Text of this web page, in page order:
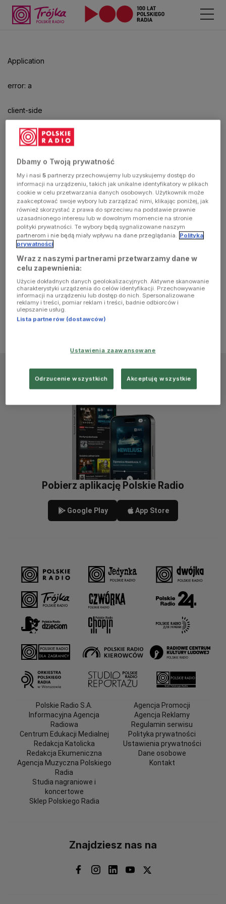
Application
error: a
client-side
exception
has
occurred
(see the
browser
console for
more
information)
aby
odtwarzać.
Pobierz aplikację Polskie Radio
Google Play App Store
Polskie Radio S.A.
Informacyjna Agencja
Radiowa
Centrum Edukacji Medialnej
Redakcja Katolicka
Redakcja Ekumeniczna
Agencja Muzyczna Polskiego
Radia
Studia nagraniowe i
koncertowe
Sklep Polskiego Radia
Agencja Promocji
Agencja Reklamy
Regulamin serwisu
Polityka prywatności
Ustawienia prywatności
Dane osobowe
Kontakt
Znajdziesz nas na
Dbamy o Twoją prywatność
My i nasi5 partnerzy przechowujemy lub uzyskujemy dostęp do
informacji na urządzeniu, takich jak unikalne identyfikatory w plikach
cookie w celu przetwarzania danych osobowych. Użytkownik może
zaakceptować swoje wybory lub zarządzać nimi, klikając poniżej, jak
również skorzystać z prawa do sprzeciwu na podstawie prawnie
uzasadnionego interesu lub w dowolnym momencie na stronie
polityki prywatności. Te wybory będą sygnalizowane naszym
partnerom i nie będą miały wpływu na dane przeglądania. Polityka
prywatności
Wraz z naszymi partnerami przetwarzamy dane w
celu zapewnienia:
Użycie dokładnych danych geolokalizacyjnych. Aktywne skanowanie
charakterystyki urządzenia do celów identyfikacji. Przechowywanie
informacji na urządzeniu lub dostęp do nich. Spersonalizowane
reklamy i treści, pomiar reklam i treści, badnie odbiorców i
ulepszanie usług.
Lista partnerów (dostawców)
Ustawienia zaawansowane
Odrzucenie wszystkich Akceptuję wszystkie